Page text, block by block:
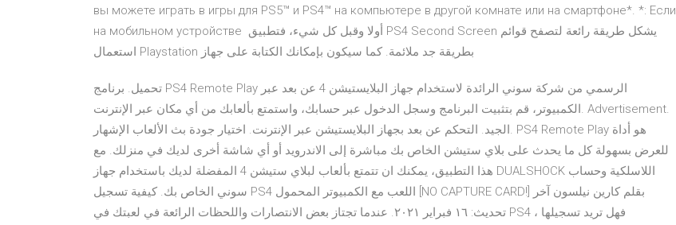
вы можете играть в игры для PS5™ и PS4™ на компьютере в другой комнате или на смартфоне*. *: Если
на мобильном устройстве أولا وقبل كل شيء، فتطبيق PS4 Second Screen يشكل طريقة رائعة لتصفح قوائم
تحميل. برنامج PS4 Remote Play الرسمي من شركة سوني الرائدة لاستخدام جهاز البلايستيشن 4 عن بعد عبر
الكمبيوتر، قم بتثبيت البرنامج وسجل الدخول عبر حسابك، واستمتع بألعابك من أي مكان عبر الإنترنت. Advertisement.
الجيد. التحكم عن بعد بجهاز البلايستيشن عبر الإنترنت. اختيار جودة بث الألعاب الإشهار. PS4 Remote Play هو أداة
للعرض بسهولة كل ما يحدث على بلاي ستيشن الخاص بك مباشرة إلى الاندرويد أو أي شاشة أخرى لديك في منزلك. مع
هذا التطبيق، يمكنك ان تتمتع بألعاب لبلاي ستيشن 4 المفضلة لديك باستخدام جهاز DUALSHOCK اللاسلكية وحساب
سوني الخاص بك. كيفية تسجيل PS4 اللعب مع الكمبيوتر المحمول [NO CAPTURE CARD!] بقلم كارين نيلسون آخر
تحديث: ١٦ فبراير ٢٠٢١. عندما تجتاز بعض الانتصارات واللحظات الرائعة في لعبتك في PS4 ، فهل تريد تسجيلها